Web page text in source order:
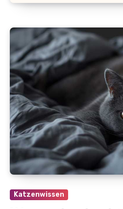
Katzenwissen